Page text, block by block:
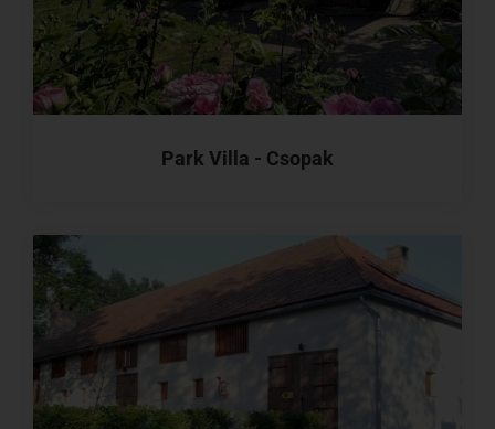
Park Villa - Csopak